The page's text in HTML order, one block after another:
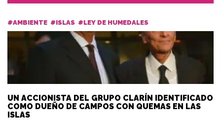
#AMBIENTE #ISLAS #LEY DE HUMEDALES
UN ACCIONISTA DEL GRUPO CLARÍN IDENTIFICADO
COMO DUEÑO DE CAMPOS CON QUEMAS EN LAS
ISLAS